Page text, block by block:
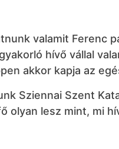
valamit Ferenc
hívő vállal
akkor kapja az
Sziennai Szent
olyan lesz mint, mi